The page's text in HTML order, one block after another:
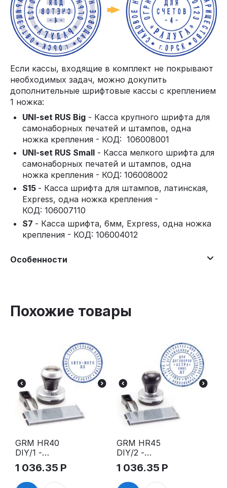
Если кассы, входящие в комплект не покрывают
необходимых задач, можно докупить
дополнительные шрифтовые кассы с креплением
1 ножка:
UNI-set RUS Big - Касса крупного шрифта для
самонаборных печатей и штампов, одна
ножка крепления - КОД: 106008001
UNI-set RUS Small - Касса мелкого шрифта для
самонаборных печатей и штампов, одна
ножка крепления - КОД: 106008002
S15 - Касса шрифта для штампов, латинская,
Express, одна ножка крепления -
КОД: 106007110
S7 - Касса шрифта, 6мм, Express, одна ножка
крепления - КОД: 106004012
Особенности
Похожие товары
GRM HR40
DIY/1 -
Самонаборн
ая, ручная
печать, 1
1 036.35 Р
GRM HR45
DIY/2 -
Самонаборн
ая, ручная
печать, 2
1 036.35 Р